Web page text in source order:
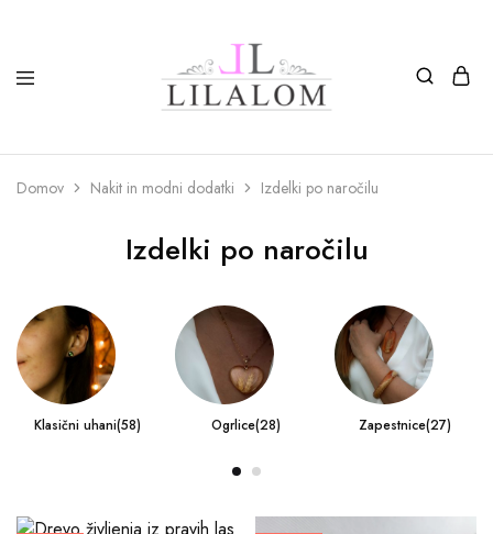
in
nakit
LILALOM
smole
in
naravnih
zapestnice,
nagležnice,
Domov Nakit in modni dodatki Izdelki po naročilu
Izdelki po naročilu
Klasični uhani(58) Ogrlice(28) Zapestnice(27)